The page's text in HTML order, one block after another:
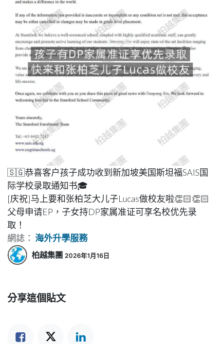
🇸🇬恭喜客户孩子成功收到新加坡美国斯坦福SAIS国
际学校录取通知书🎓
[庆祝]马上要和张柏芝大儿子Lucas做校友啦👏🏻👏🏻
父母申请EP，子女持DP家属准证可享名校优先录
取！
網誌： 海外升學服務
柏越集團 2026年1月16日
分享這個貼文